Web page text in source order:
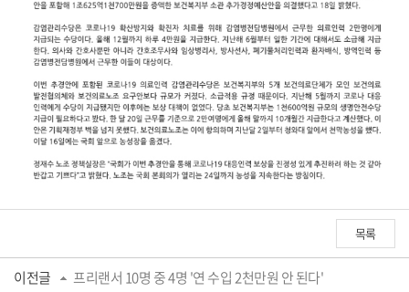
목록
이전글 프리랜서 10명 중 4명 '연 수입 2천만원 안 된다'